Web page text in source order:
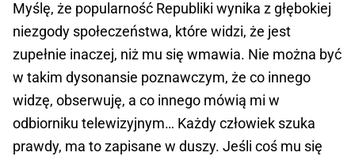
Myślę, że popularność Republiki wynika z głębokiej
niezgody społeczeństwa, które widzi, że jest
zupełnie inaczej, niż mu się wmawia. Nie można być
w takim dysonansie poznawczym, że co innego
widzę, obserwuję, a co innego mówią mi w
odbiorniku telewizyjnym… Każdy człowiek szuka
prawdy, ma to zapisane w duszy. Jeśli coś mu się